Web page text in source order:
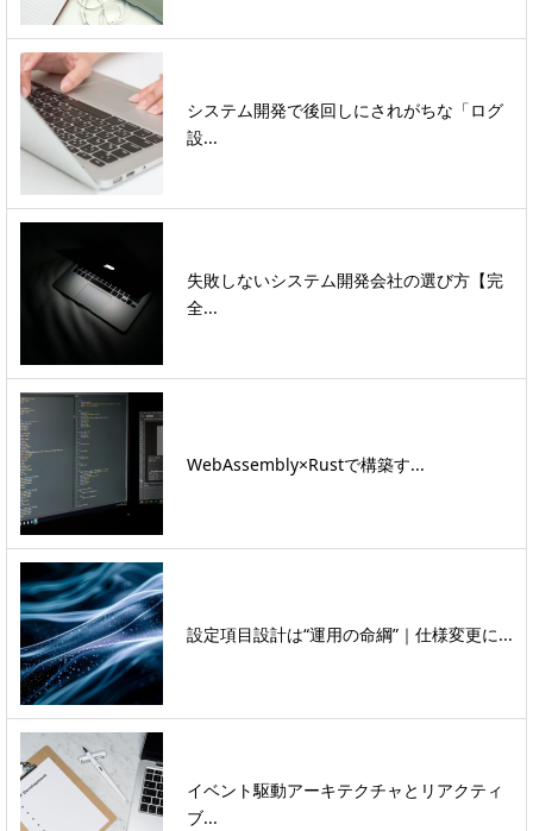
システム開発で後回しにされがちな「ログ
設...
失敗しないシステム開発会社の選び方【完
全...
WebAssembly×Rustで構築す...
設定項目設計は“運用の命綱”｜仕様変更に...
イベント駆動アーキテクチャとリアクティ
ブ...